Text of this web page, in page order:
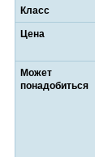
Класс
Цена
Может
понадобиться